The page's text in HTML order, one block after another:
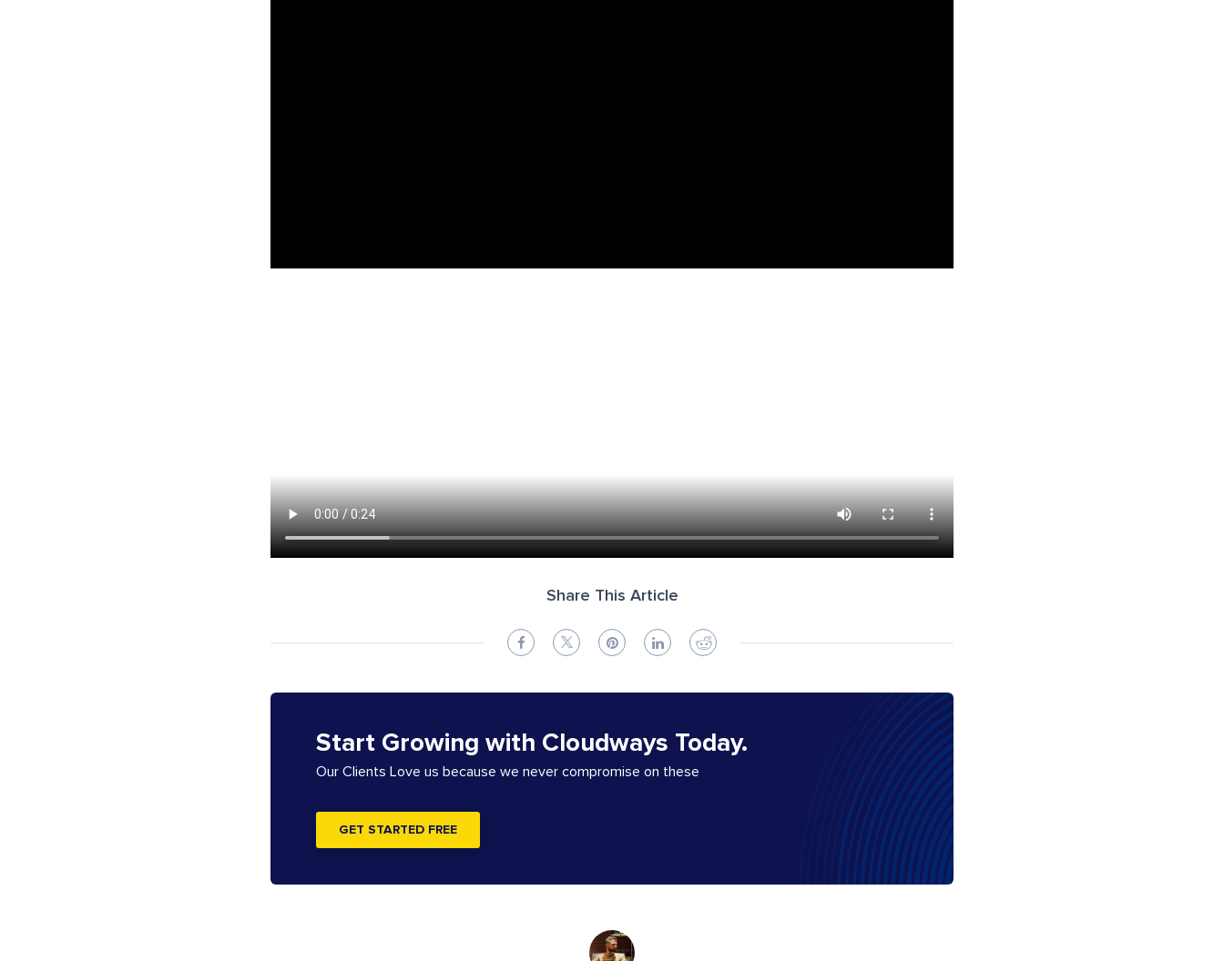
Share This Article
Start Growing with Cloudways Today.
Our Clients Love us because we never compromise on these
GET STARTED FREE